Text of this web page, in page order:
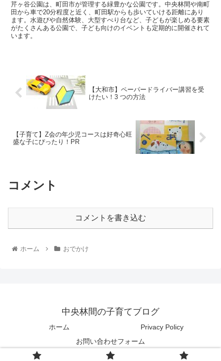
芹ヶ谷公園は、町田市が管理する緑豊かな公園です。中央林間や南町
田から車で20分程度と近く、町田駅からも歩いていける距離にあり
ます。水遊びや自然体験、大型すべり台など、子どもが楽しめる要素
がたくさんある公園で、子ども向けのイベントも定期的に開催されて
います。
【大和市】ペーパードライバー講習を受
けたい！3 つの方法
【子育て】Z会の年少児コースは好奇心旺
盛な子にぴったり！PR
コメント
コメントを書き込む
ホーム おでかけ
中央林間の子育てブログ
ホーム
Privacy Policy
お問い合わせフォーム
© 2022 中央林間の子育てブログ.